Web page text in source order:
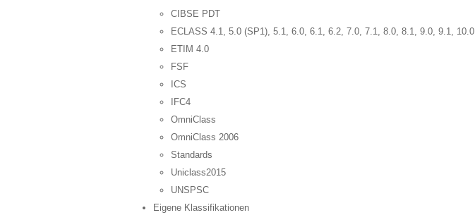
CIBSE PDT
ECLASS 4.1, 5.0 (SP1), 5.1, 6.0, 6.1, 6.2, 7.0, 7.1, 8.0, 8.1, 9.0, 9.1, 10.0
ETIM 4.0
FSF
ICS
IFC4
OmniClass
OmniClass 2006
Standards
Uniclass2015
UNSPSC
Eigene Klassifikationen